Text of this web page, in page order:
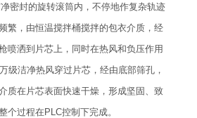
密封的旋转滚筒内，不停地作复杂轨迹
繁，由恒温搅拌桶搅拌的包衣介质，经
喷洒到片芯上，同时在热风和负压作用
级洁净热风穿过片芯，经由底部筛孔，
质在片芯表面快速干燥，形成坚固、致
个过程在PLC控制下完成。